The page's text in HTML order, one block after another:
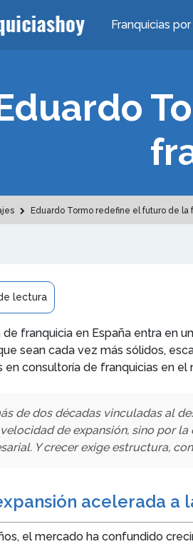
Franquicias
Eduardo Tormo redefine el futuro de la
lectura
de franquicia en España entra en
sean cada vez más sólidos,
en consultoría de franquicias en el
de dos décadas vinculadas al
de expansión, sino por
Y crecer exige estructura,
acelerada a
el mercado ha confundido